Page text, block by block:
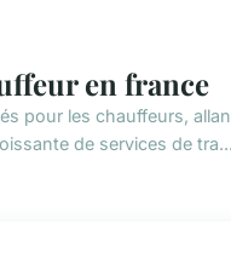
en france
pour les chauffeurs,
de services de tra...